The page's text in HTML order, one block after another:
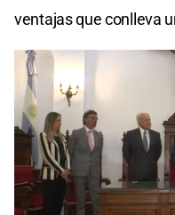
ventajas que conlleva